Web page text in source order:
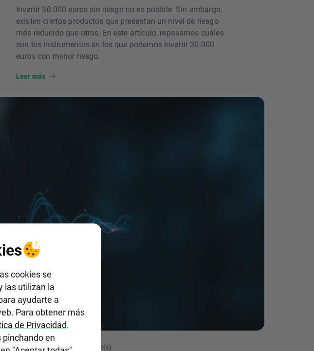
Invertir 30.000 euros sin riesgo no es posible. Sin embargo,
existen ciertos productos que presentan un nivel de riesgo
más reducido que otros. En este artículo, repasamos cuáles
son los instrumentos en los que podemos invertir 30.000
euros con menor riesgo.
Leer más
Tiempo de lectura • 6 minute(s)
cookies se
las utilizan la
ayudarte a
Para obtener más
de Privacidad.
en